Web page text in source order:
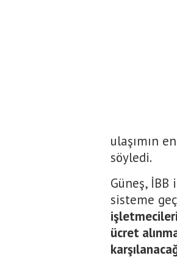
ulaşımın
söyledi.
Güneş,
sisteme
ücret